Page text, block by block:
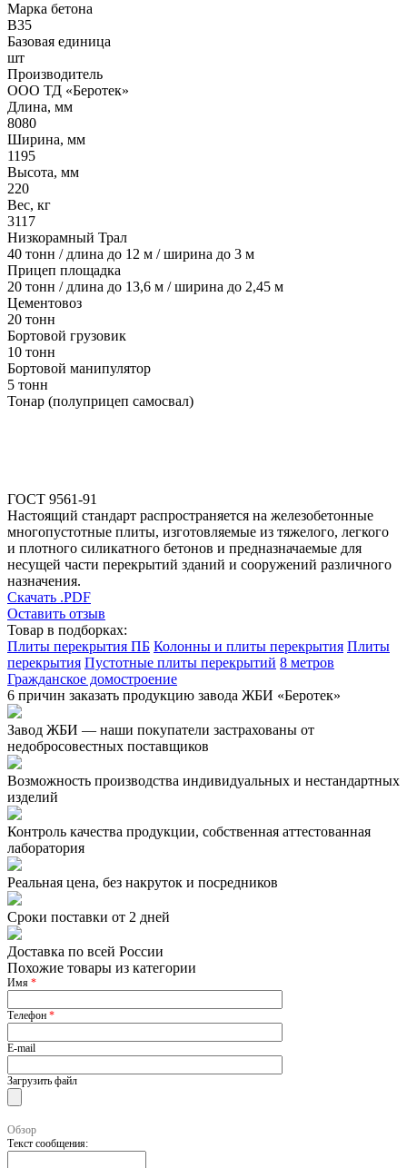
Марка бетона
B35
Базовая единица
шт
Производитель
ООО ТД «Беротек»
Длина, мм
8080
Ширина, мм
1195
Высота, мм
220
Вес, кг
3117
Низкорамный Трал
40 тонн / длина до 12 м / ширина до 3 м
Прицеп площадка
20 тонн / длина до 13,6 м / ширина до 2,45 м
Цементовоз
20 тонн
Бортовой грузовик
10 тонн
Бортовой манипулятор
5 тонн
Тонар (полуприцеп самосвал)
ГОСТ 9561-91
Настоящий стандарт распространяется на железобетонные
многопустотные плиты, изготовляемые из тяжелого, легкого
и плотного силикатного бетонов и предназначаемые для
несущей части перекрытий зданий и сооружений различного
назначения.
Скачать .PDF
Оставить отзыв
Товар в подборках:
Плиты перекрытия ПБ Колонны и плиты перекрытия Плиты
перекрытия Пустотные плиты перекрытий 8 метров
Гражданское домостроение
6 причин заказать продукцию завода ЖБИ «Беротек»
Завод ЖБИ — наши покупатели застрахованы от
недобросовестных поставщиков
Возможность производства индивидуальных и нестандартных
изделий
Контроль качества продукции, собственная аттестованная
лаборатория
Реальная цена, без накруток и посредников
Сроки поставки от 2 дней
Доставка по всей России
Похожие товары из категории
Имя *
Телефон *
E-mail
Загрузить файл
Обзор
Текст сообщения: